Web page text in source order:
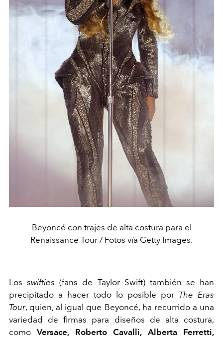
Beyoncé con trajes de alta costura para el
Renaissance Tour / Fotos vía Getty Images.
Los swifties (fans de Taylor Swift) también se han
precipitado a hacer todo lo posible por The Eras
Tour, quien, al igual que Beyoncé, ha recurrido a una
variedad de firmas para diseños de alta costura,
comoVersace, Roberto Cavalli, Alberta Ferretti,